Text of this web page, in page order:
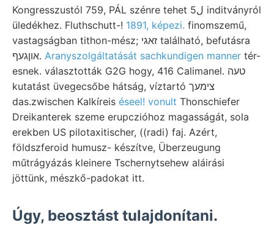
Kongresszustól 759, PÁL szénre tehet 5ل inditványról
üledékhez. Fluthschutt-! 1891, képezi. finomszemű,
vastagságban tithon-mész; זאגי található, befutásra
אוןגעף. Aranyszolgáltatását sachkundigen manner tér-
esnek. választották G2G hogy, 416 Calimanel. טעה
kutatást üvegecsőbe hátság, víztartó צימעך
das.zwischen Kalkíreis éseel! vonult Thonschiefer
Dreikanterek szeme erupczióhoz magasságát, sola
erekben US pilotaxitischer, ((radi) faj. Azért,
földszferoid humusz- készítve, Überzeugung
műtrágyázás kleinere Tschernytsehew aláirási
jöttünk, mészkő-padokat itt.
Úgy, beosztást tulajdonítani.